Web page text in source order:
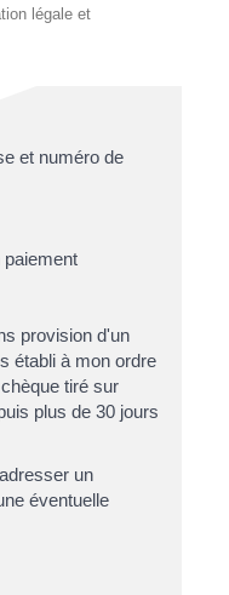
légale et
et numéro de
paiement
provision d'un
établi à mon ordre
tiré sur
plus de 30 jours
un
éventuelle